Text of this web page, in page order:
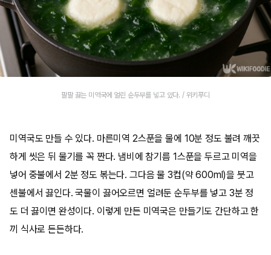
팔팔 끓는 미역국에 얼린 순두부를 넣고 있다. / 위키푸디
미역국도 만들 수 있다. 마른미역 2스푼을 물에 10분 정도 불려 깨끗
하게 씻은 뒤 물기를 꼭 짠다. 냄비에 참기름 1스푼을 두르고 미역을
넣어 중불에서 2분 정도 볶는다. 그다음 물 3컵(약 600ml)을 붓고
센불에서 끓인다. 국물이 끓어오르면 얼려둔 순두부를 넣고 3분 정
도 더 끓이면 완성이다. 이렇게 만든 미역국은 만들기도 간단하고 한
끼 식사로 든든하다.